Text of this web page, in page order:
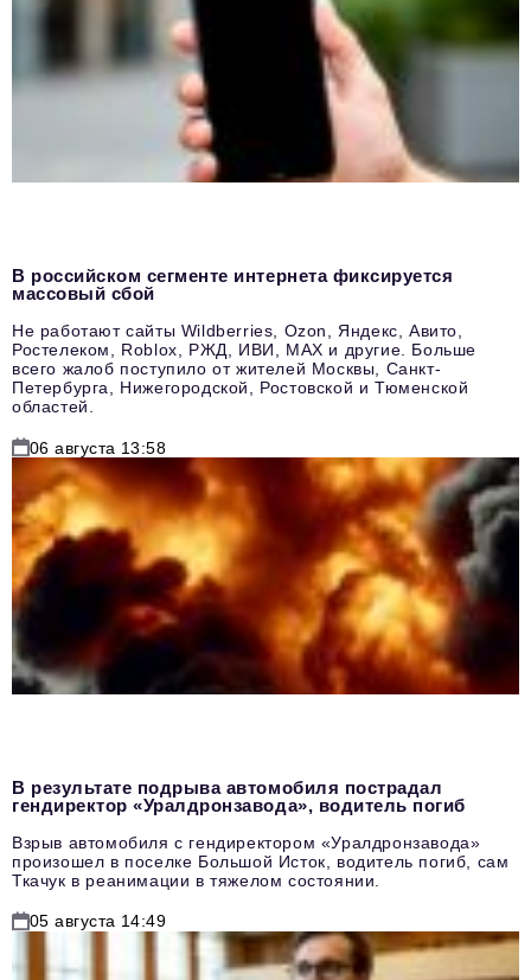
В российском сегменте интернета фиксируется
массовый сбой
Не работают сайты Wildberries, Ozon, Яндекс, Авито,
Ростелеком, Roblox, РЖД, ИВИ, MAX и другие. Больше
всего жалоб поступило от жителей Москвы, Санкт-
Петербурга, Нижегородской, Ростовской и Тюменской
областей.
06 августа 13:58
В результате подрыва автомобиля пострадал
гендиректор «Уралдронзавода», водитель погиб
Взрыв автомобиля с гендиректором «Уралдронзавода»
произошел в поселке Большой Исток, водитель погиб, сам
Ткачук в реанимации в тяжелом состоянии.
05 августа 14:49